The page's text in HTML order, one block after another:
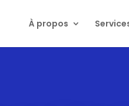
À propos